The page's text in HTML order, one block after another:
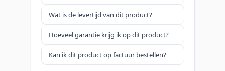
Wat is de levertijd van dit product?
Hoeveel garantie krijg ik op dit product?
Kan ik dit product op factuur bestellen?